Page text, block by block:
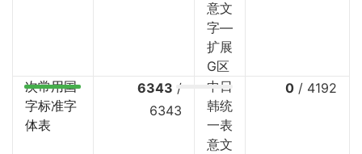
意文
字—
扩展
G区
次常用国
字标准字
体表
6343 /
6343
中日
韩统
一表
意文
0 / 4192